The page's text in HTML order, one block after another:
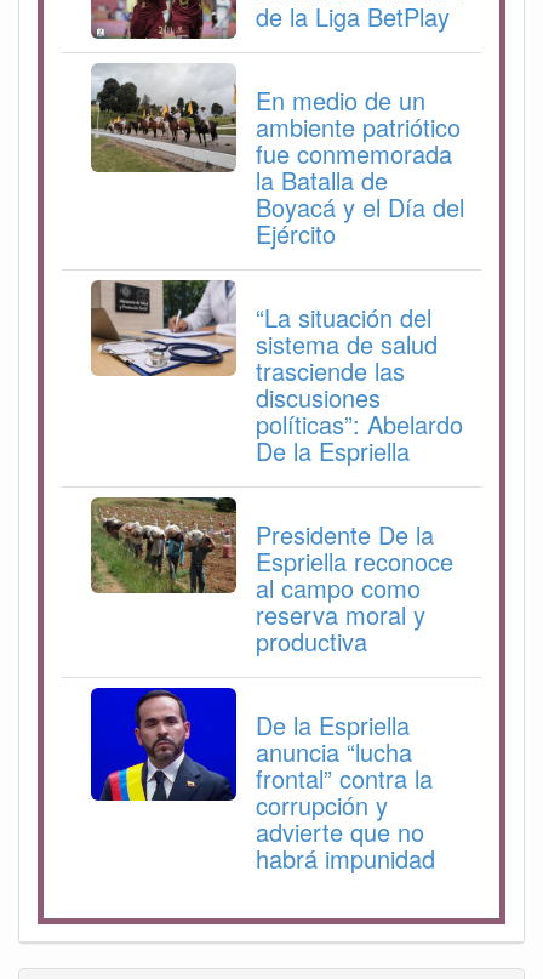
de la Liga BetPlay
En medio de un
ambiente patriótico
fue conmemorada
la Batalla de
Boyacá y el Día del
Ejército
“La situación del
sistema de salud
trasciende las
discusiones
políticas”: Abelardo
De la Espriella
Presidente De la
Espriella reconoce
al campo como
reserva moral y
productiva
De la Espriella
anuncia “lucha
frontal” contra la
corrupción y
advierte que no
habrá impunidad